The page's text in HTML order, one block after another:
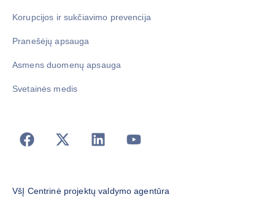
Korupcijos ir sukčiavimo prevencija
Pranešėjų apsauga
Asmens duomenų apsauga
Svetainės medis
VšĮ Centrinė projektų valdymo agentūra